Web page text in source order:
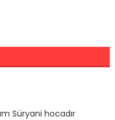
Süryani hocadır